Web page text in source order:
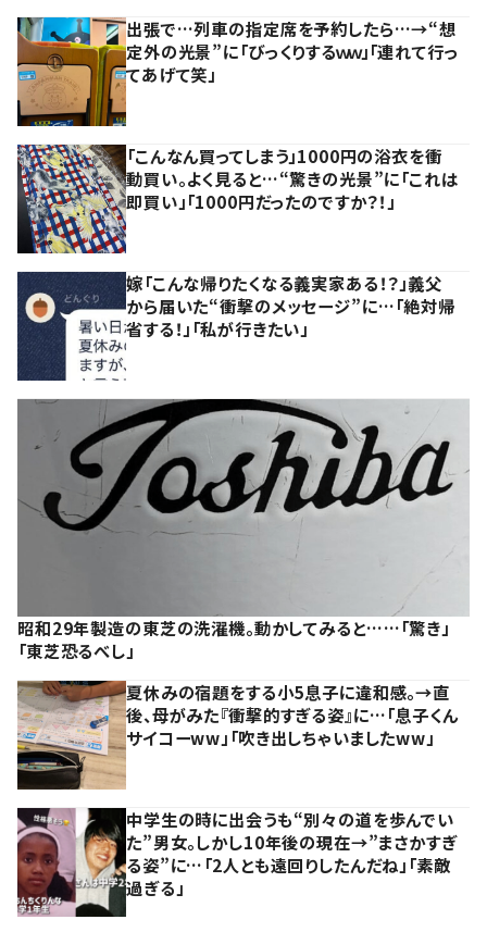
出張で…列車の指定席を予約したら…→“想
定外の光景”に「びっくりするｗｗ」「連れて行っ
てあげて笑」
「こんなん買ってしまう」1000円の浴衣を衝
動買い。よく見ると…“驚きの光景”に「これは
即買い」「1000円だったのですか？！」
嫁「こんな帰りたくなる義実家ある！？」義父
から届いた“衝撃のメッセージ”に…「絶対帰
省する！」「私が行きたい」
昭和29年製造の東芝の洗濯機。動かしてみると……「驚き」
「東芝恐るべし」
夏休みの宿題をする小5息子に違和感。→直
後、母がみた『衝撃的すぎる姿』に…「息子くん
サイコーww」「吹き出しちゃいましたww」
中学生の時に出会うも“別々の道を歩んでい
た”男女。しかし10年後の現在→”まさかすぎ
る姿”に…「2人とも遠回りしたんだね」「素敵
過ぎる」